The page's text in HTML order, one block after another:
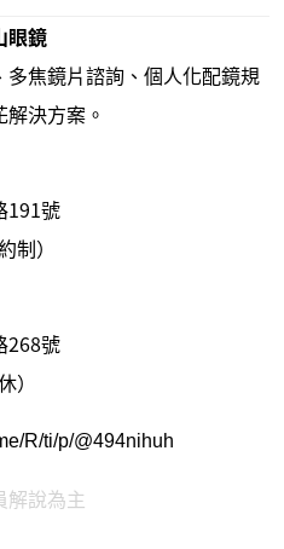
眼鏡
焦鏡片諮詢、個人化配鏡規
決方案。
191號
）
268號
R/ti/p/@494nihuh
說為主